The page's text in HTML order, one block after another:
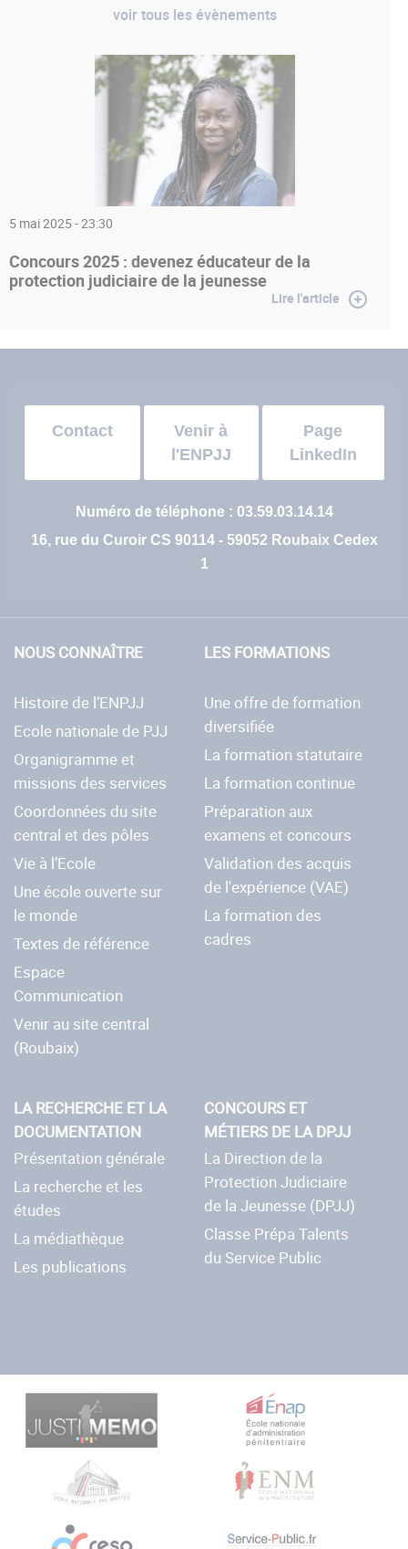
voir tous les évènements
5 mai 2025 - 23:30
Concours 2025 : devenez éducateur de la
protection judiciaire de la jeunesse
Lire l'article
Contact
Venir à
l'ENPJJ
Page
LinkedIn
Numéro de téléphone : 03.59.03.14.14
16, rue du Curoir CS 90114 - 59052 Roubaix Cedex
1
NOUS CONNAÎTRE
Histoire de l’ENPJJ
Ecole nationale de PJJ
Organigramme et
missions des services
Coordonnées du site
central et des pôles
Vie à l’Ecole
Une école ouverte sur
le monde
Textes de référence
Espace
Communication
Venir au site central
(Roubaix)
LES FORMATIONS
Une offre de formation
diversifiée
La formation statutaire
La formation continue
Préparation aux
examens et concours
Validation des acquis
de l'expérience (VAE)
La formation des
cadres
LA RECHERCHE ET LA
DOCUMENTATION
Présentation générale
La recherche et les
études
La médiathèque
Les publications
CONCOURS ET
MÉTIERS DE LA DPJJ
La Direction de la
Protection Judiciaire
de la Jeunesse (DPJJ)
Classe Prépa Talents
du Service Public